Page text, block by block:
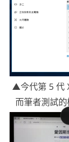
▲今代第 5 代
而筆者測試